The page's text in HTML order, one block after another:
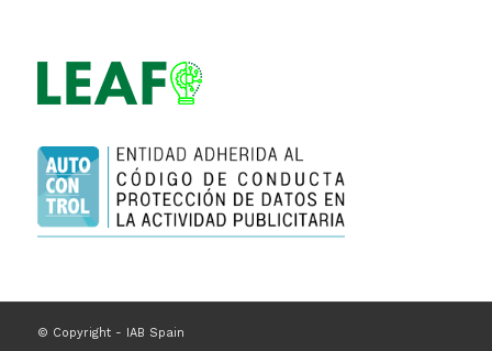
© Copyright - IAB Spain